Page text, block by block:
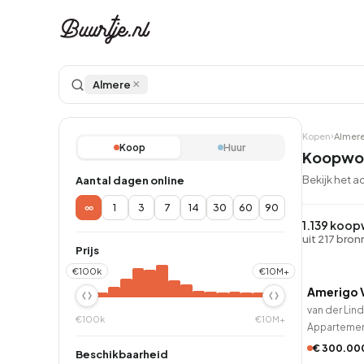
Ontdek
Grachtengordel,
Appartementen
Almere ×
Koop Huur
Aantal dagen online
∞ 1 3 7 14 30 60 90
Prijs
€100k €10M+
€100k €10M+
Beschikbaarheid
Kopen
Bekijk het
1.139
uit 217
Amerigo
van der
€